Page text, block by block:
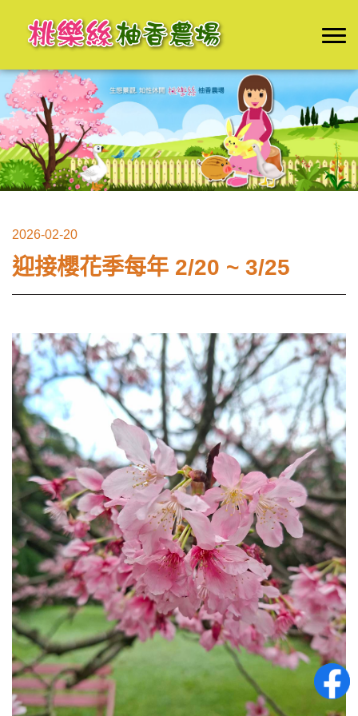
2026-02-20
迎接櫻花季每年 2/20 ~ 3/25